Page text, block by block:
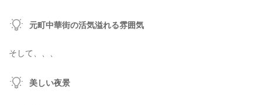
元町中華街の活気溢れる雰囲気
そして、、、
美しい夜景